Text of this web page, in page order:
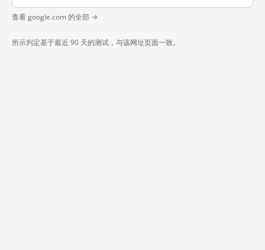
查看 google.com 的全部 →
所示判定基于最近 90 天的测试，与该网址页面一致。